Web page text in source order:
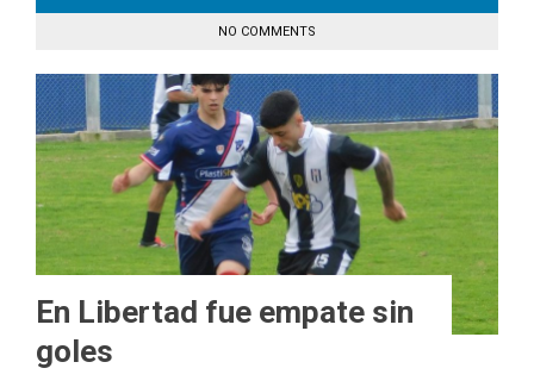
NO COMMENTS
En Libertad fue empate sin
goles